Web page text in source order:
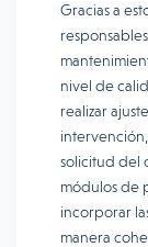
Gracias a
nivel de
realizar
solicitud del
módulos de
incorporar
manera